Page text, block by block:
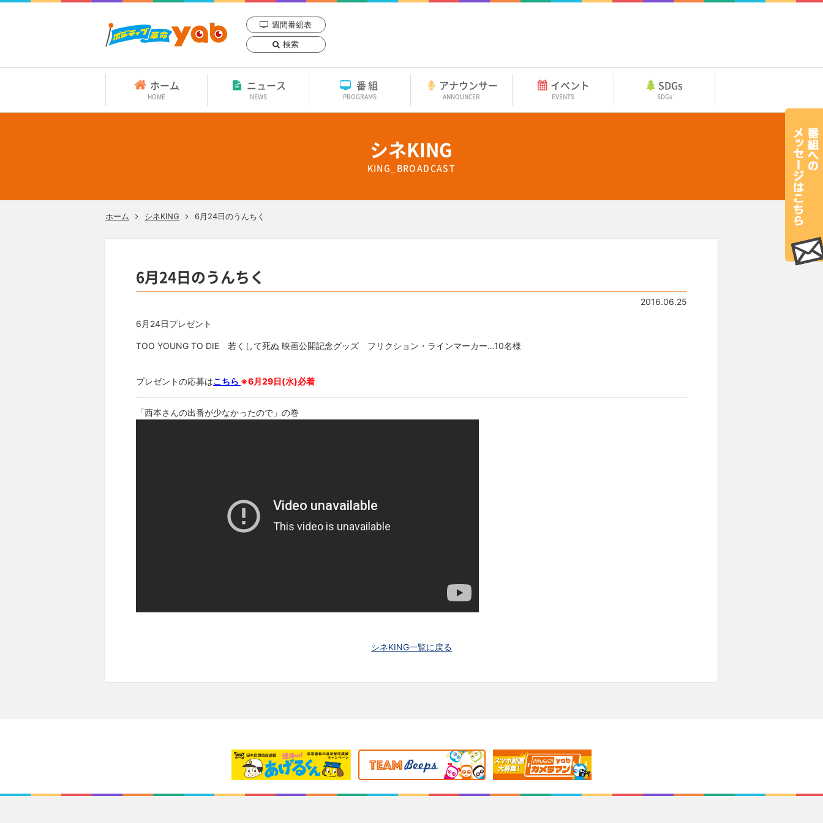
週間番組表
検索
ホーム
HOME
ニュース
NEWS
番組
PROGRAMS
アナウンサー
ANNOUNCER
イベント
EVENTS
SDGs
SDGs
シネKING
KING_BROADCAST
ホーム シネKING 6月24日のうんちく
6月24日のうんちく
2016.06.25
6月24日プレゼント
TOO YOUNG TO DIE 若くして死ぬ 映画公開記念グッズ フリクション・ラインマーカー…10名様
プレゼントの応募はこちら ※6月29日(水)必着
「西本さんの出番が少なかったので」の巻
シネKING一覧に戻る